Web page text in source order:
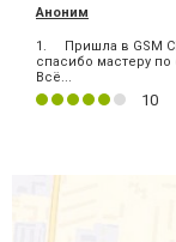
Аноним
1. Пришла в GSM
спасибо мастеру
Всё...
10